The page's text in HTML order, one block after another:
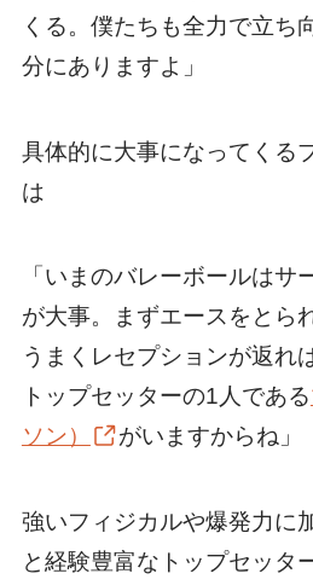
くる。僕たちも全力で立ち
分にありますよ」
具体的に大事になってくる
は
「いまのバレーボールはサ
が大事。まずエースをとら
うまくレセプションが返れ
トップセッターの1人である
ソン）
がいますからね」
強いフィジカルや爆発力に
と経験豊富なトップセッタ